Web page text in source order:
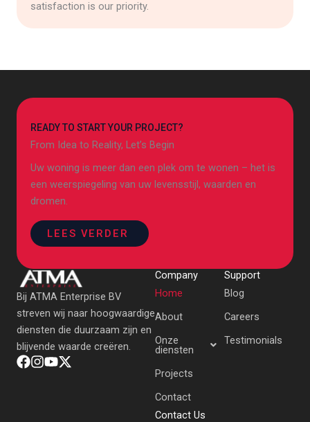
satisfaction is our priority.
READY TO START YOUR PROJECT?
From Idea to Reality, Let’s Begin
Uw woning is meer dan een plek om te wonen – het is
een weerspiegeling van uw levensstijl, waarden en
dromen.
LEES VERDER
Bij ATMA Enterprise BV
streven wij naar hoogwaardige
diensten die duurzaam zijn en
blijvende waarde creëren.
Company
Home
About
Onze
diensten
Projects
Contact
Support
Blog
Careers
Testimonials
Contact Us